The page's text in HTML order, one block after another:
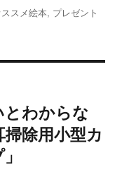
スメ絵本, プレゼント
わからな
除用小型カ